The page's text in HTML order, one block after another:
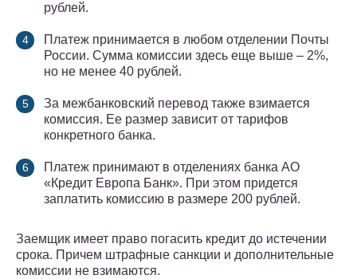
рублей.
Платеж принимается в любом отделении Почты
России. Сумма комиссии здесь еще выше – 2%,
но не менее 40 рублей.
За межбанковский перевод также взимается
комиссия. Ее размер зависит от тарифов
конкретного банка.
Платеж принимают в отделениях банка АО
«Кредит Европа Банк». При этом придется
заплатить комиссию в размере 200 рублей.
Заемщик имеет право погасить кредит до истечении
срока. Причем штрафные санкции и дополнительные
комиссии не взимаются.